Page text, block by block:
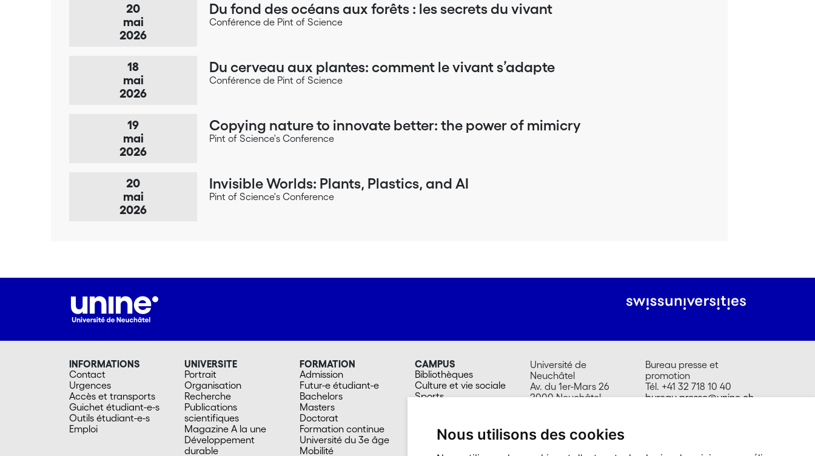
Nous utilisons des cookies
20
mai
2026
Du fond des océans aux forêts : les secrets du vivant
Conférence de Pint of Science
18
mai
2026
Du cerveau aux plantes: comment le vivant s’adapte
Conférence de Pint of Science
19
mai
2026
Copying nature to innovate better: the power of mimicry
Pint of Science's Conference
20
mai
2026
Invisible Worlds: Plants, Plastics, and AI
Pint of Science's Conference
INFORMATIONS
Contact
Urgences
Accès et transports
Guichet étudiant-e-s
Outils étudiant-e-s
Emploi
UNIVERSITE
Portrait
Organisation
Recherche
Publications
scientifiques
Magazine A la une
Développement
durable
FORMATION
Admission
Futur-e étudiant-e
Bachelors
Masters
Doctorat
Formation continue
Université du 3e âge
Mobilité
CAMPUS
Bibliothèques
Culture et vie sociale
Sports
En images
Université de
Neuchâtel
Av. du 1er-Mars 26
2000 Neuchâtel
Bureau presse et
promotion
Tél. +41 32 718 10 40
bureau.presse@unine.ch